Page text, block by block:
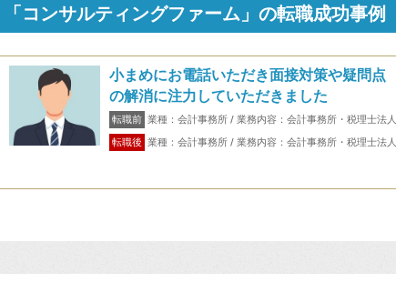
「コンサルティングファーム」の転職成功事例
小まめにお電話いただき面接対策や疑問点
の解消に注力していただきました
転職前 業種：会計事務所 / 業務内容：会計事務所・税理士法人
転職後 業種：会計事務所 / 業務内容：会計事務所・税理士法人